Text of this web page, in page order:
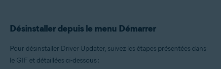
Désinstaller depuis le menu Démarrer
Pour désinstaller Driver Updater, suivez les étapes présentées dans
le GIF et détaillées ci-dessous :